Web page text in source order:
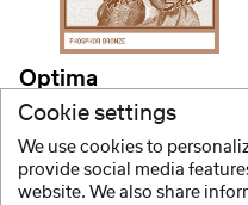
Optima
Cookie settings
We use cookies to
provide social media
website. We also share